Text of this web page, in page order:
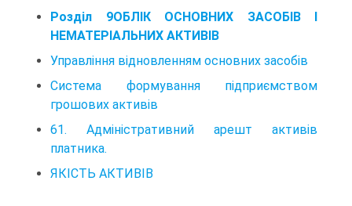
Розділ 9ОБЛІК ОСНОВНИХ ЗАСОБІВ І
НЕМАТЕРІАЛЬНИХ АКТИВІВ
Управління відновленням основних засобів
Система формування підприємством
грошових активів
61. Адміністративний арешт активів
платника.
ЯКІСТЬ АКТИВІВ